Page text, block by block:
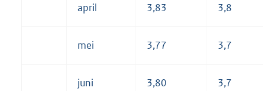
april 3,83 3,8
mei 3,77 3,7
juni 3,80 3,7